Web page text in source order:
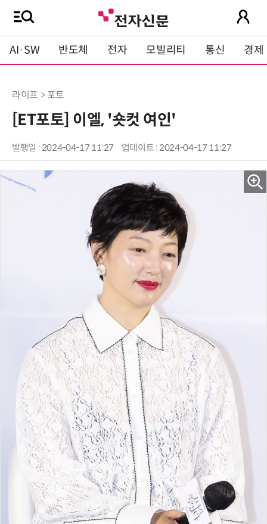
AI·SW 반도체 전자 모빌리티 통신 경제
라이프 > 포토
[ET포토] 이엘, '숏컷 여인'
발행일 : 2024-04-17 11:27 업데이트 : 2024-04-17 11:27